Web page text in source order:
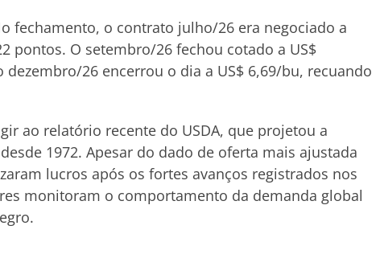
fechamento, o contrato julho/26 era negociado a
pontos. O setembro/26 fechou cotado a US$
dezembro/26 encerrou o dia a US$ 6,69/bu, recuando
ao relatório recente do USDA, que projetou a
1972. Apesar do dado de oferta mais ajustada
lucros após os fortes avanços registrados nos
monitoram o comportamento da demanda global